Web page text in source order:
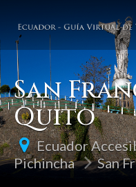
San
Quito
Ecuador
Pichincha
San